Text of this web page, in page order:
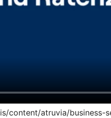
content/atruvia/